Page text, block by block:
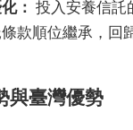
： 投入安養信託
款順位繼承，
與臺灣優勢